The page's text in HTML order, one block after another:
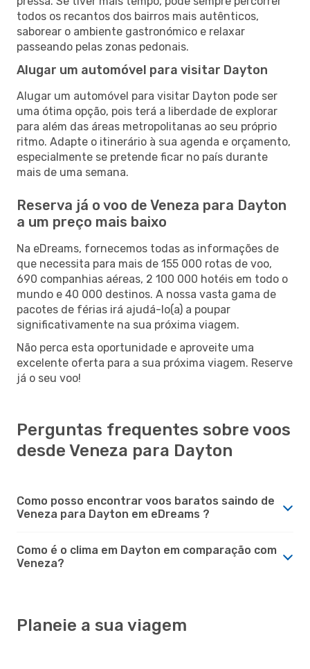
todos os recantos dos bairros mais autênticos,
saborear o ambiente gastronómico e relaxar
passeando pelas zonas pedonais.
Alugar um automóvel para visitar Dayton
Alugar um automóvel para visitar Dayton pode ser
uma ótima opção, pois terá a liberdade de explorar
para além das áreas metropolitanas ao seu próprio
ritmo. Adapte o itinerário à sua agenda e orçamento,
especialmente se pretende ficar no país durante
mais de uma semana.
Reserva já o voo de Veneza para Dayton
a um preço mais baixo
Na eDreams, fornecemos todas as informações de
que necessita para mais de 155 000 rotas de voo,
690 companhias aéreas, 2 100 000 hotéis em todo o
mundo e 40 000 destinos. A nossa vasta gama de
pacotes de férias irá ajudá-lo(a) a poupar
significativamente na sua próxima viagem.
Não perca esta oportunidade e aproveite uma
excelente oferta para a sua próxima viagem. Reserve
já o seu voo!
Perguntas frequentes sobre voos
desde Veneza para Dayton
Como posso encontrar voos baratos saindo de
Veneza para Dayton em eDreams ?
Como é o clima em Dayton em comparação com
Veneza?
Planeie a sua viagem